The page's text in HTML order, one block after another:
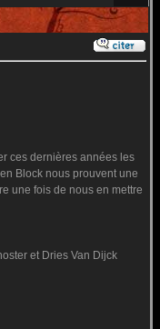
ces dernières années les
Block nous prouvent une
une fois de nous en mettre
et Dries Van Dijck